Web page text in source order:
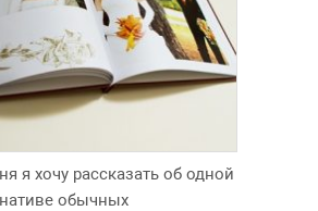
я хочу рассказать об одной
обычных